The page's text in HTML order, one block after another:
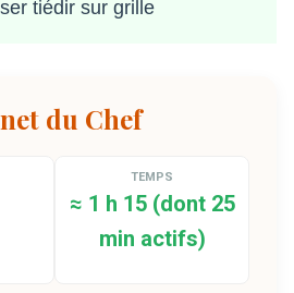
tiédir sur grille
du Chef
TEMPS
≈ 1 h 15 (dont 25
min actifs)